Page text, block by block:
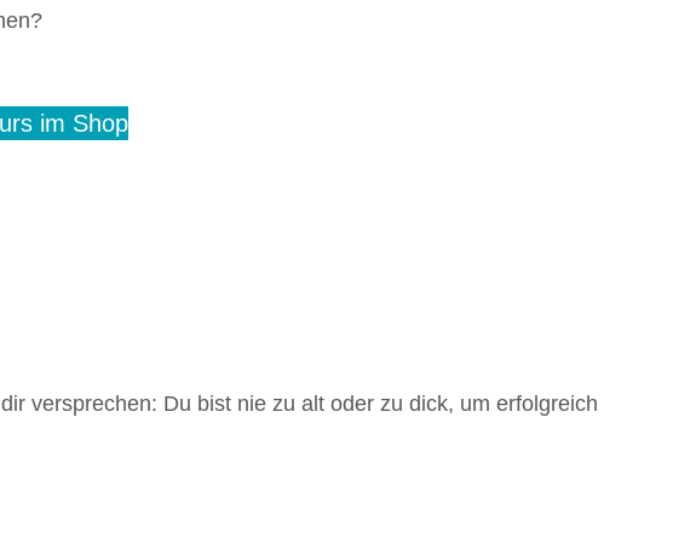
im Shop
versprechen: Du bist nie zu alt oder zu dick, um erfolgreich